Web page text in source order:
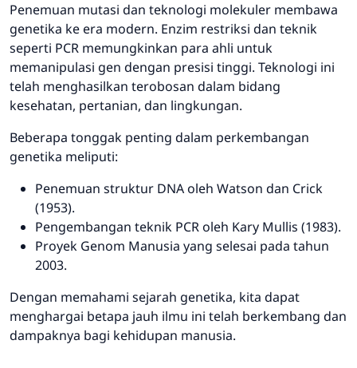
Penemuan mutasi dan teknologi molekuler membawa
genetika ke era modern. Enzim restriksi dan teknik
seperti PCR memungkinkan para ahli untuk
memanipulasi gen dengan presisi tinggi. Teknologi ini
telah menghasilkan terobosan dalam bidang
kesehatan, pertanian, dan lingkungan.
Beberapa tonggak penting dalam perkembangan
genetika meliputi:
Penemuan struktur DNA oleh Watson dan Crick
(1953).
Pengembangan teknik PCR oleh Kary Mullis (1983).
Proyek Genom Manusia yang selesai pada tahun
2003.
Dengan memahami sejarah genetika, kita dapat
menghargai betapa jauh ilmu ini telah berkembang dan
dampaknya bagi kehidupan manusia.